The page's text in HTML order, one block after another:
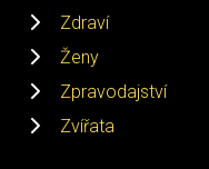
Zdraví
Ženy
Zpravodajství
Zvířata